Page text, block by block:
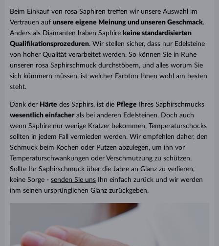
Beim Einkauf von rosa Saphiren treffen wir unsere Auswahl im
Vertrauen auf unsere eigene Meinung und unseren Geschmack.
Anders als Diamanten haben Saphire keine standardisierten
Qualifikationsprozeduren. Wir stellen sicher, dass nur Edelsteine
von hoher Qualität verarbeitet werden. So können Sie in Ruhe
unseren rosa Saphirschmuck durchstöbern, und alles worum Sie
sich kümmern müssen, ist welcher Farbton Ihnen wohl am besten
steht.
Dank der Härte des Saphirs, ist die Pflege Ihres Saphirschmucks
wesentlich einfacher als bei anderen Edelsteinen. Doch auch
wenn Saphire nur wenige Kratzer bekommen, Temperaturschocks
sollten in jedem Fall vermieden werden. Wir empfehlen daher, den
Schmuck beim Kochen oder Putzen abzulegen, um ihn vor
Temperaturschwankungen oder Verschmutzung zu schützen.
Sollte Ihr Saphirschmuck über die Jahre an Glanz zu verlieren,
keine Sorge - senden Sie uns Ihn einfach zurück und wir werden
ihm seinen ursprünglichen Glanz zurückgeben.